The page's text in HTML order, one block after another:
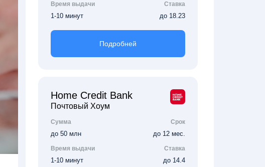
Время выдачи Ставка
1-10 минут до 18.23
Подробней
Home Credit Bank
Почтовый Хоум
Сумма Срок
до 50 млн до 12 мес.
Время выдачи Ставка
1-10 минут до 14.4